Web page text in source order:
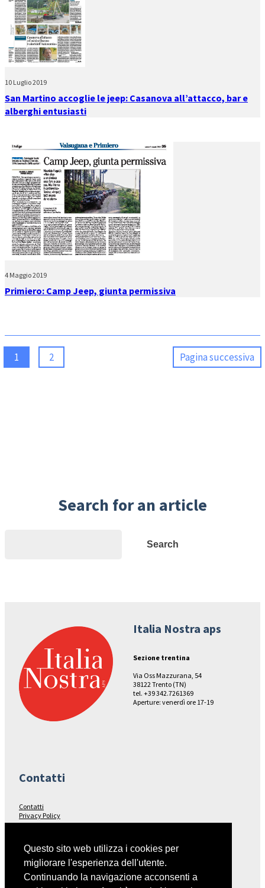
10 Luglio 2019
San Martino accoglie le jeep: Casanova all’attacco, bar e
alberghi entusiasti
4 Maggio 2019
Primiero: Camp Jeep, giunta permissiva
1 2 Pagina successiva
Search for an article
Search
Italia Nostra aps
Sezione trentina
Via Oss Mazzurana, 54
38122 Trento (TN)
tel. +39 342.7261369
Aperture: venerdì ore 17-19
Contatti
Contatti
Privacy Policy
Seguici su…
Facebook
Questo sito web utilizza i cookies per
migliorare l'esperienza dell'utente.
Continuando la navigazione acconsenti a